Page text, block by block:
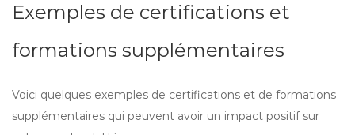
Exemples de certifications et
formations supplémentaires
Voici quelques exemples de certifications et de formations
supplémentaires qui peuvent avoir un impact positif sur